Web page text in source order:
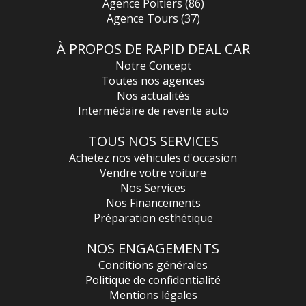
💬 Notre équipe est à votre disposition pour toute
sur place ou à distance.
Agence Poitiers (86)
Agence Tours (37)
À PROPOS DE RAPID DEAL CAR
Notre Concept
Toutes nos agences
Nos actualités
Intermédaire de revente auto
TOUS NOS SERVICES
Achetez nos véhicules d'occasion
Vendre votre voiture
Nos Services
Nos Financements
Préparation esthétique
NOS ENGAGEMENTS
Conditions générales
Politique de confidentialité
Mentions légales